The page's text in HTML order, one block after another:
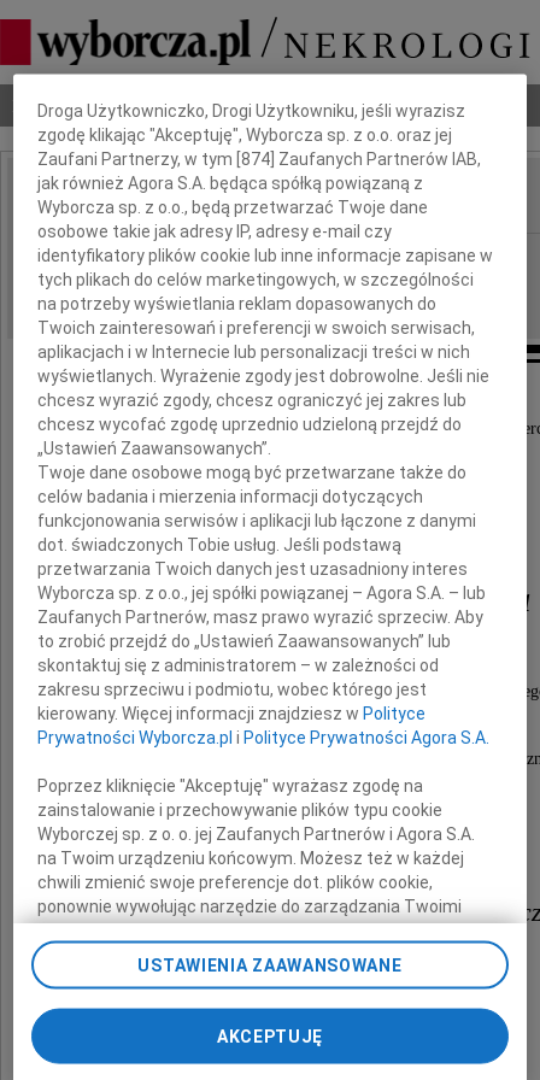
Nekrologi Odeszli Poradnik pogrzebowy
IMIĘ I NAZWISKO:
REGION: Warszawa
DATA EMISJI: 22.09.2009
Z wielkim żalem przyjęliśmy wiadomość o
prof. dr. hab. dr. h. causa
Janusza Piekarczyka
Rektora Warszawskiego Uniwersytetu
w latach 1999-2005,
wybitnego lekarza, naukowca?i wielkiego przyjaciela całej
Pani
dr Barbarze Siemińskiej-
składamy
wyrazy głębokiego współczucia
Dbamy o Twoją prywatność
Droga Użytkowniczko, Drogi Użytkowniku, jeśli wyrazisz
zgodę klikając "Akceptuję", Wyborcza sp. z o.o. oraz jej
Zaufani Partnerzy, w tym [874] Zaufanych Partnerów IAB,
jak również Agora S.A. będąca spółką powiązaną z
Wyborcza sp. z o.o., będą przetwarzać Twoje dane
osobowe takie jak adresy IP, adresy e-mail czy
identyfikatory plików cookie lub inne informacje zapisane w
tych plikach do celów marketingowych, w szczególności
na potrzeby wyświetlania reklam dopasowanych do
Twoich zainteresowań i preferencji w swoich serwisach,
aplikacjach i w Internecie lub personalizacji treści w nich
wyświetlanych. Wyrażenie zgody jest dobrowolne. Jeśli nie
chcesz wyrazić zgody, chcesz ograniczyć jej zakres lub
chcesz wycofać zgodę uprzednio udzieloną przejdź do
„Ustawień Zaawansowanych”.
Twoje dane osobowe mogą być przetwarzane także do
celów badania i mierzenia informacji dotyczących
funkcjonowania serwisów i aplikacji lub łączone z danymi
dot. świadczonych Tobie usług. Jeśli podstawą
przetwarzania Twoich danych jest uzasadniony interes
Wyborcza sp. z o.o., jej spółki powiązanej – Agora S.A. – lub
Zaufanych Partnerów, masz prawo wyrazić sprzeciw. Aby
to zrobić przejdź do „Ustawień Zaawansowanych” lub
skontaktuj się z administratorem – w zależności od
zakresu sprzeciwu i podmiotu, wobec którego jest
kierowany. Więcej informacji znajdziesz wPolityce
Prywatności Wyborcza.pl iPolityce Prywatności Agora S.A.
Poprzez kliknięcie "Akceptuję" wyrażasz zgodę na
zainstalowanie i przechowywanie plików typu cookie
Wyborczej sp. z o. o. jej Zaufanych Partnerów i Agora S.A.
na Twoim urządzeniu końcowym. Możesz też w każdej
chwili zmienić swoje preferencje dot. plików cookie,
ponownie wywołując narzędzie do zarządzania Twoimi
preferencjami dot. przetwarzania danych poprzez
odnośnik „Ustawienia prywatności” w stopce serwisu i
przechodząc do sekcji „Ustawienia zaawansowane”.
pomocą ustawień przeglądarki.
USTAWIENIA ZAAWANSOWANE
AKCEPTUJĘ